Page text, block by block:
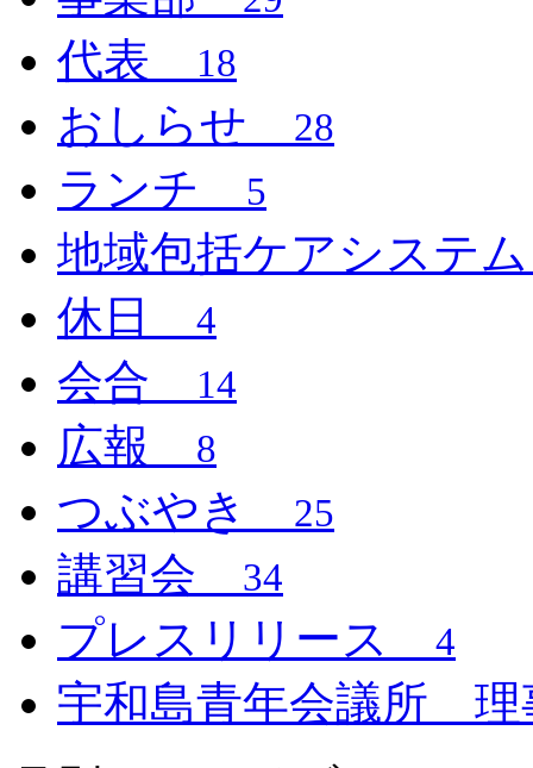
代表 18
おしらせ 28
ランチ 5
地域包括ケアシス
休日 4
会合 14
広報 8
つぶやき 25
講習会 34
プレスリリース 4
宇和島青年会議所